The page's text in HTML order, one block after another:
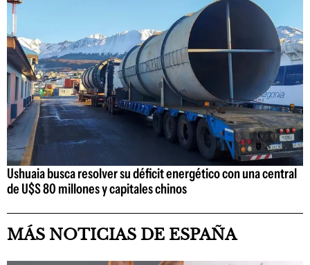
Ushuaia busca resolver su déficit energético con una central
de U$S 80 millones y capitales chinos
MÁS NOTICIAS DE ESPAÑA